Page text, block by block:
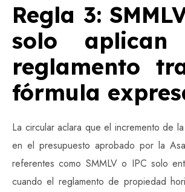
Regla 3:
solo
reglamento
fórmula
La circular aclara que el incremento de
en el presupuesto aprobado por la
referentes como SMMLV o IPC solo
cuando el reglamento de propiedad